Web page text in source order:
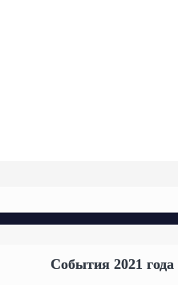
События 2021 года